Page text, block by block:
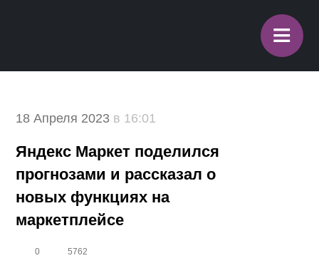
≡
18 Апреля 2023 в 16:01
Яндекс Маркет поделился
прогнозами и рассказал о
новых функциях на
маркетплейсе
0 5762